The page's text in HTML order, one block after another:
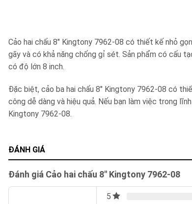
Cảo hai chấu 8″ Kingtony 7962-08 có thiết kế nhỏ
gãy và có khả năng chống gỉ sét. Sản phẩm có cấu
có độ lớn 8 inch.
Đặc biệt, cảo ba hai chấu 8″ Kingtony 7962-08 có
công dễ dàng và hiệu quả. Nếu bạn làm việc trong
Kingtony 7962-08.
ĐÁNH GIÁ
Đánh giá Cảo hai chấu 8″ Kingtony 7962-08
5